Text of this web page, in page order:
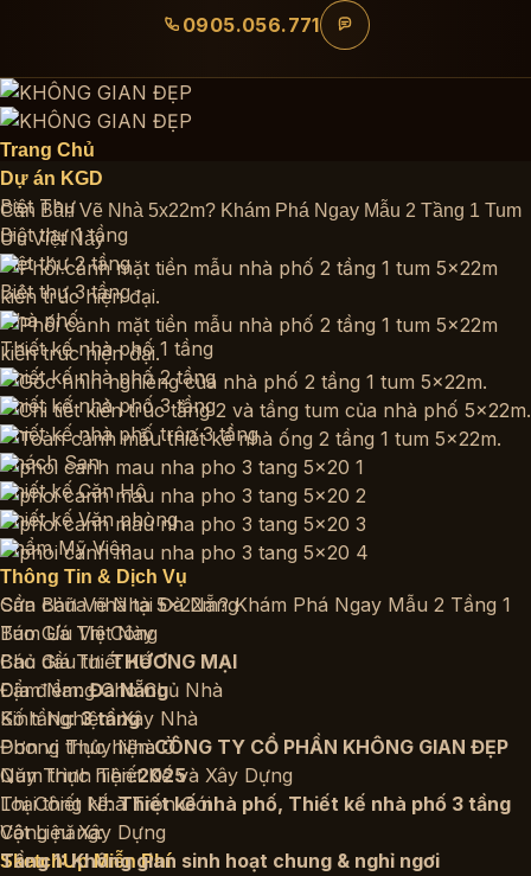
dung
0905.056.771
Trang Chủ
Dự án KGD
Biệt Thự
Biệt thự 1 tầng
Biệt thự 2 tầng
Biệt thự 3 tầng
Nhà phố
Thiết kế nhà phố 1 tầng
Thiết kế nhà phố 2 tầng
Thiết kế nhà phố 3 tầng
Thiết kế nhà phố trên 3 tầng
Khách Sạn
Thiết kế Căn Hộ
Thiết kế Văn phòng
Thẩm Mỹ Viện
Thông Tin & Dịch Vụ
Sửa chữa nhà tại Đà Nẵng
Báo Giá Thi Công
Báo Giá Thiết Kế
Cẩm Nang Cho Chủ Nhà
Kinh Nghiệm Xây Nhà
Phong Thủy Nhà Ở
Quy Trình Thiết Kế và Xây Dựng
Thi Công Nhà Trọn Gói
Vật Liệu Xây Dựng
SketchUp Miễn Phí
Cần Bản Vẽ Nhà 5x22m? Khám Phá Ngay Mẫu 2 Tầng 1 Tum
Ưu Việt Này
Cần Bản Vẽ Nhà 5x22m? Khám Phá Ngay Mẫu 2 Tầng 1
Tum Ưu Việt Này
Chủ đầu tư:THƯƠNG MẠI
Địa điểm:Đà Nẵng
Số tầng:3 tầng
Đơn vị thực hiện:CÔNG TY CỔ PHẦN KHÔNG GIAN ĐẸP
Năm thực hiện:2025
Loại thiết kế:Thiết kế nhà phố, Thiết kế nhà phố 3 tầng
Công năng:
Tầng 1: Không gian sinh hoạt chung & nghỉ ngơi